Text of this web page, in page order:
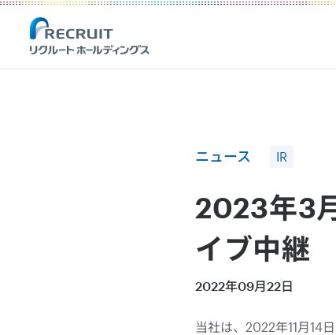
Recruit Holdings
ニュース IR
2023年3
イブ中継
2022年09月22日
当社は、2022年11月14